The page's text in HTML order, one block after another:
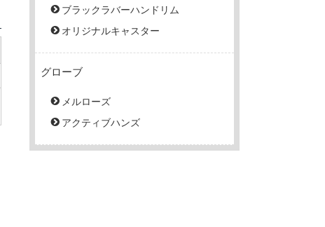
ブラックラバーハンドリム
オリジナルキャスター
グローブ
メルローズ
アクティブハンズ